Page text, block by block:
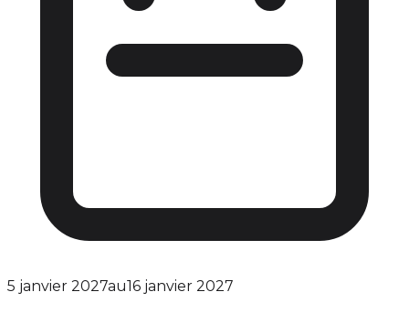
5 janvier 2027au16 janvier 2027